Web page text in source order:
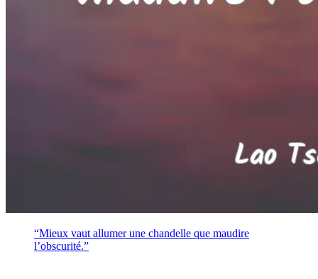
“Mieux vaut allumer une chandelle que maudire
l’obscurité.”